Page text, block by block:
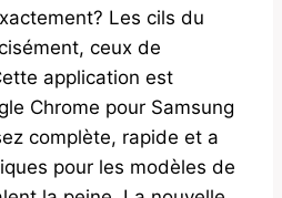
Les cils du
ceux de
application est
Chrome pour Samsung
complète, rapide et a
pour les modèles de